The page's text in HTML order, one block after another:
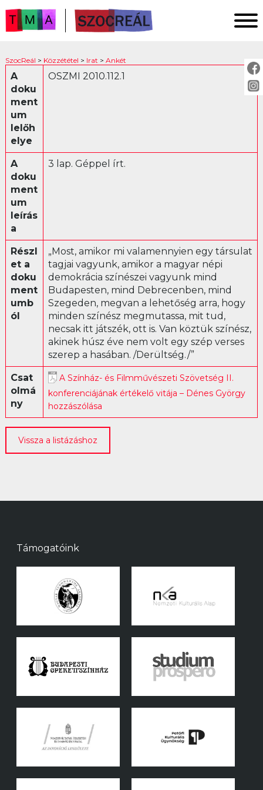
FŐOLDAL
KUTATÁS
KÖZZÉTÉTEL
KÖZVETÍTÉS
KÖZZÉTÉTEL:
Fotó
Irat
Ankét
Levél
Műsor
Librettó
SzocReál > Közzététel > Irat > Ankét
A
doku
ment
um
lelőh
elye
OSZMI 2010.112.1
A
doku
ment
um
leírás
a
3 lap. Géppel írt.
Részl
et a
doku
ment
umb
ól
„Most, amikor mi valamennyien egy társulat
tagjai vagyunk, amikor a magyar népi
demokrácia színészei vagyunk mind
Budapesten, mind Debrecenben, mind
Szegeden, megvan a lehetőség arra, hogy
minden színész megmutassa, mit tud,
necsak itt játszék, ott is. Van köztük színész,
akinek húsz éve nem volt egy szép verses
szerep a hasában. /Derültség./”
Csat
olmá
ny
A Színház- és Filmművészeti Szövetség II.
konferenciájának értékelő vitája – Dénes György
hozzászólása
Vissza a listázáshoz
Támogatóink